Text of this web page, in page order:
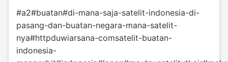
#a2#buatan#di-mana-saja-satelit-indonesia-di-
pasang-dan-buatan-negara-mana-satelit-
nya#httpduwiarsana-comsatelit-buatan-
indonesia-